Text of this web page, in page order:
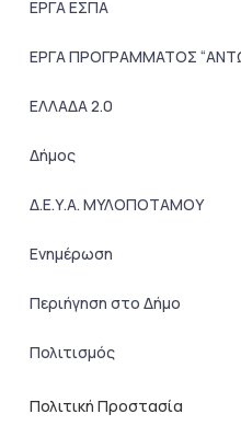
ΕΡΓΑ ΕΣΠΑ
ΕΡΓΑ ΠΡΟΓΡΑΜΜΑΤΟΣ
ΕΛΛΑΔΑ 2.0
Δήμος
Δ.Ε.Υ.Α. ΜΥΛΟΠΟΤΑΜΟΥ
Ενημέρωση
Περιήγηση στο Δήμο
Πολιτισμός
Πολιτική Προστασία